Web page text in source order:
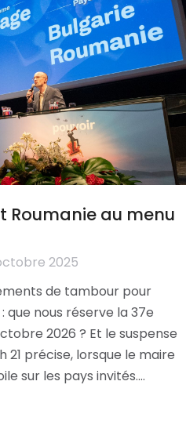
Roumanie au menu
2025
de tambour pour
nous réserve la 37e
2026 ? Et le suspense
21 précise, lorsque le maire
sur les pays invités.…